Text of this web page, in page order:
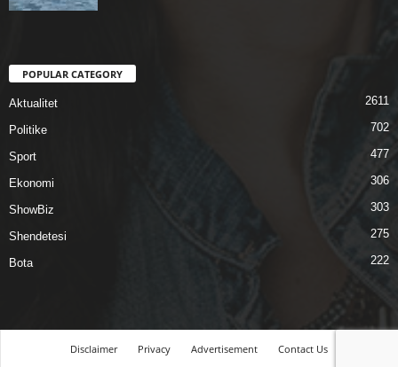
POPULAR CATEGORY
Aktualitet 2611
Politike 702
Sport 477
Ekonomi 306
ShowBiz 303
Shendetesi 275
Bota 222
Disclaimer Privacy Advertisement Contact Us